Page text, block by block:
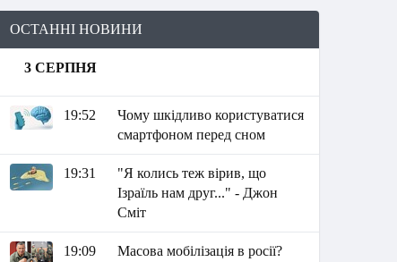
ОСТАННІ НОВИНИ
3 СЕРПНЯ
19:52
Чому шкідливо користуватися
смартфоном перед сном
19:31
"Я колись теж вірив, що
Ізраїль нам друг..." - Джон
Сміт
19:09
Масова мобілізація в росії?